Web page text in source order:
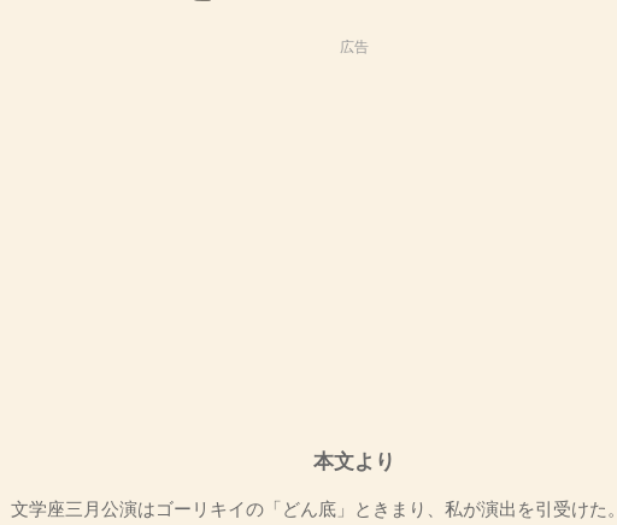
広告
本文より
文学座三月公演はゴーリキイの「どん底」ときまり、私が演出を引受けた。